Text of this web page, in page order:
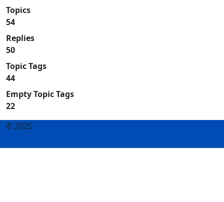
Topics
54
Replies
50
Topic Tags
44
Empty Topic Tags
22
© 2025